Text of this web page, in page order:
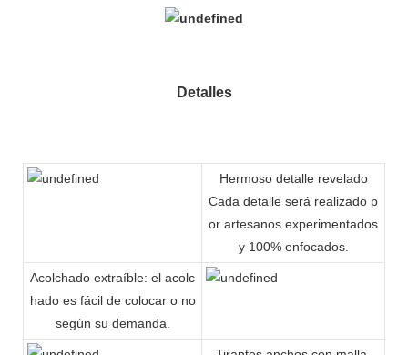
Detalles
Hermoso detalle revelado
Cada detalle será realizado p
or artesanos experimentados
y 100% enfocados.
Acolchado extraíble: el acolc
hado es fácil de colocar o no
según su demanda.